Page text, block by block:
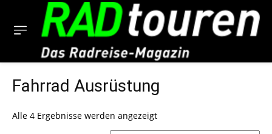
Fahrrad Ausrüstung
Alle 4 Ergebnisse werden angezeigt